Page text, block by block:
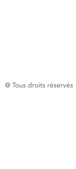
@ Tous droits réservés